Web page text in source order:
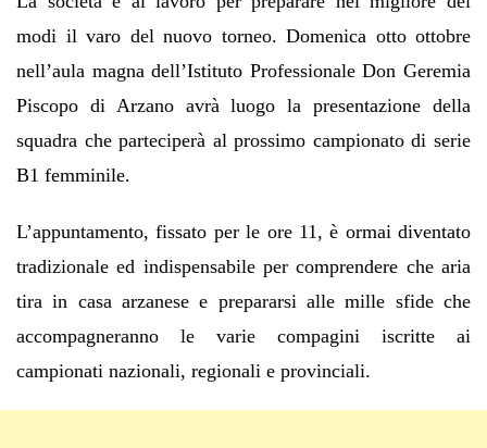
modi il varo del nuovo torneo. Domenica otto ottobre
nell’aula magna dell’Istituto Professionale Don Geremia
Piscopo di Arzano avrà luogo la presentazione della
squadra che parteciperà al prossimo campionato di serie
B1 femminile.
L’appuntamento, fissato per le ore 11, è ormai diventato
tradizionale ed indispensabile per comprendere che aria
tira in casa arzanese e prepararsi alle mille sfide che
accompagneranno le varie compagini iscritte ai
campionati nazionali, regionali e provinciali.